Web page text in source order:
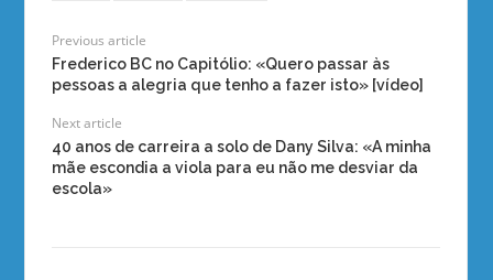
Previous article
Frederico BC no Capitólio: «Quero passar às
pessoas a alegria que tenho a fazer isto» [vídeo]
Next article
40 anos de carreira a solo de Dany Silva: «A minha
mãe escondia a viola para eu não me desviar da
escola»